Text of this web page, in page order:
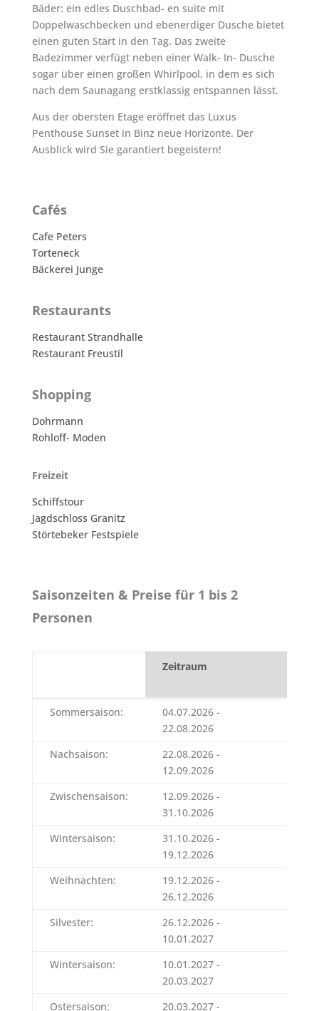
Bäder: ein edles Duschbad- en suite mit
Doppelwaschbecken und ebenerdiger Dusche bietet
einen guten Start in den Tag. Das zweite
Badezimmer verfügt neben einer Walk- In- Dusche
sogar über einen großen Whirlpool, in dem es sich
nach dem Saunagang erstklassig entspannen lässt.
Aus der obersten Etage eröffnet das Luxus
Penthouse Sunset in Binz neue Horizonte. Der
Ausblick wird Sie garantiert begeistern!
Cafés
Cafe Peters
Torteneck
Bäckerei Junge
Restaurants
Restaurant Strandhalle
Restaurant Freustil
Shopping
Dohrmann
Rohloff- Moden
Freizeit
Schiffstour
Jagdschloss Granitz
Störtebeker Festspiele
Saisonzeiten & Preise für 1 bis 2
Personen
Zeitraum
Zeitraum
Sommersaison:
04.07.2026 -
22.08.2026
Nachsaison:
22.08.2026 -
12.09.2026
Zwischensaison:
12.09.2026 -
31.10.2026
Wintersaison:
31.10.2026 -
19.12.2026
Weihnachten:
19.12.2026 -
26.12.2026
Silvester:
26.12.2026 -
10.01.2027
Wintersaison:
10.01.2027 -
20.03.2027
Ostersaison: 20.03.2027 -